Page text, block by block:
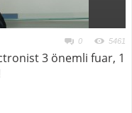
0 5461
3 önemli fuar, 1